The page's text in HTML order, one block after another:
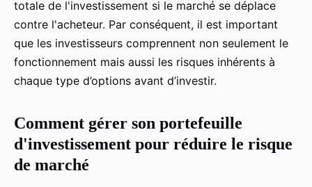
totale de l'investissement si le marché se déplace
contre l'acheteur. Par conséquent, il est important
que les investisseurs comprennent non seulement le
fonctionnement mais aussi les risques inhérents à
chaque type d’options avant d’investir.
Comment gérer son portefeuille
d'investissement pour réduire le risque
de marché